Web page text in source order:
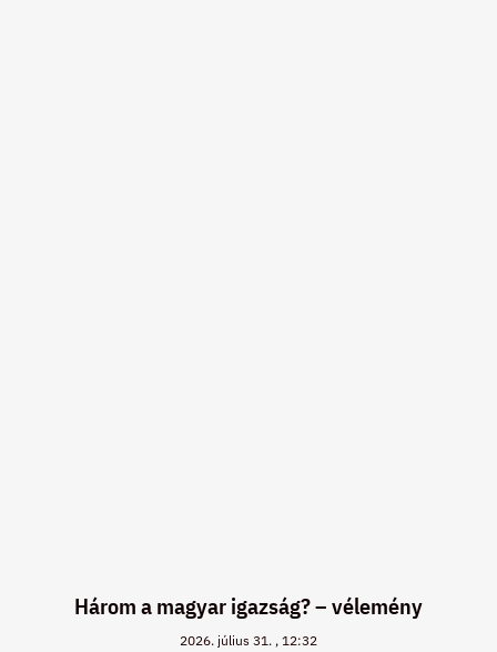
Három a magyar igazság? – vélemény
2026. július 31. 12:32